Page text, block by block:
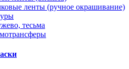
ленты (ручное окрашивание)
тесьма